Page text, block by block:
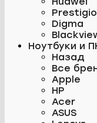
Prestigio
Digma
Ноутбуки и
Назад
Все
Apple
HP
Acer
ASUS